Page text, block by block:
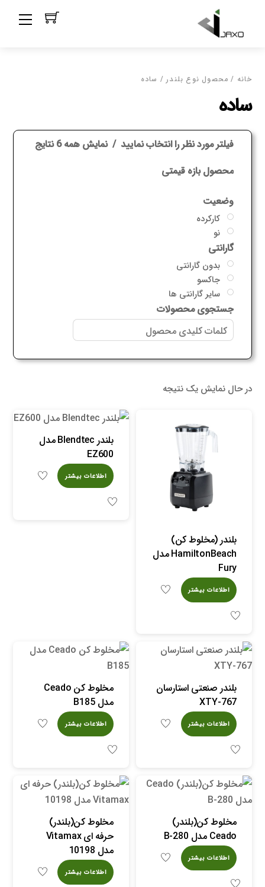
content
خانه / محصول نوع بلندر / ساده
ساده
فیلتر مورد نظر را انتخاب نمایید نمایش همه 6 نتایج
محصول بازه قیمتی
وضعیت
کارکرده
نو
گارانتی
بدون گارانتی
جاکسو
سایر گارانتی ها
جستجوی محصولات
در حال نمایش یک نتیجه
بلندر (مخلوط کن)
HamiltonBeach مدل
Fury
اطلاعات بیشتر
بلندر Blendtec مدل
EZ600
اطلاعات بیشتر
بلندر صنعتی استارسان
XTY-767
اطلاعات بیشتر
مخلوط کن Ceado
مدل B185
اطلاعات بیشتر
مخلوط کن(بلندر)
Ceado مدل B-280
اطلاعات بیشتر
مخلوط کن(بلندر)
حرفه ای Vitamax
مدل 10198
اطلاعات بیشتر